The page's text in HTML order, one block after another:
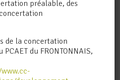
préalable, des
de la concertation
du FRONTONNAIS,